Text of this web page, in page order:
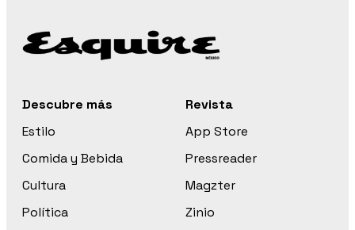
Descubre más
Estilo
Comida y Bebida
Cultura
Política
Revista
App Store
Pressreader
Magzter
Zinio